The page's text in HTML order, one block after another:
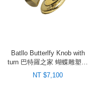
Batllo Butterlfy Knob with
turn 巴特羅之家 蝴蝶雕塑金
屬把手（旋轉）
NT $7,100